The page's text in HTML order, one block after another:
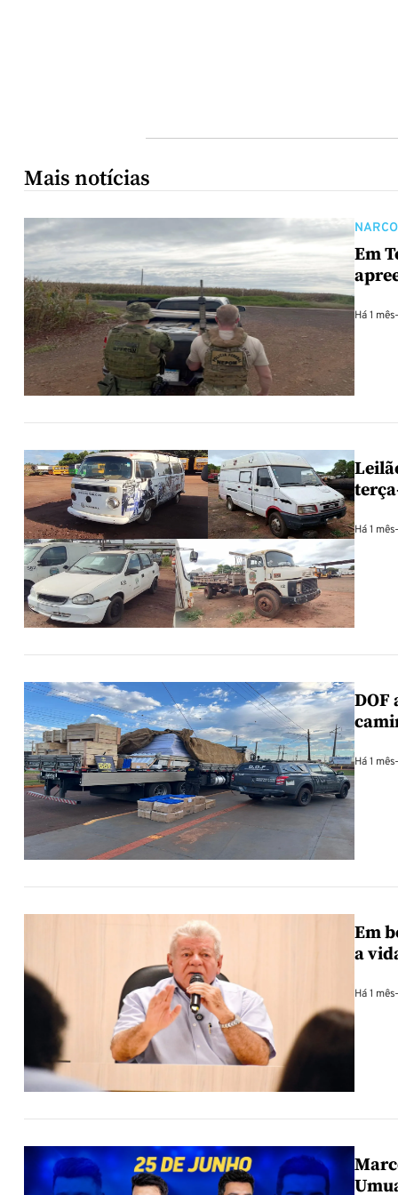
Mais notícias
Em
Há 1 mês
Há 1 mês
DOF
Há 1 mês
Em
a
Há 1 mês